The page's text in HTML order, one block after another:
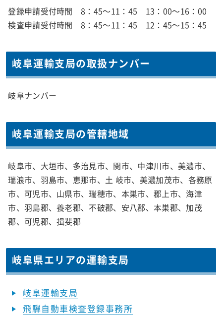
登録申請受付時間 8：45～11：45 13：00～16：00
検査申請受付時間 8：45～11：45 12：45～15：45
岐阜運輸支局の取扱ナンバー
岐阜ナンバー
岐阜運輸支局の管轄地域
岐阜市、大垣市、多治見市、関市、中津川市、美濃市、
瑞浪市、羽島市、恵那市、土 岐市、美濃加茂市、各務原
市、可児市、山県市、瑞穂市、本巣市、郡上市、海津
市、羽島郡、養老郡、不破郡、安八郡、本巣郡、加茂
郡、可児郡、揖斐郡
岐阜県エリアの運輸支局
岐阜運輸支局
飛騨自動車検査登録事務所